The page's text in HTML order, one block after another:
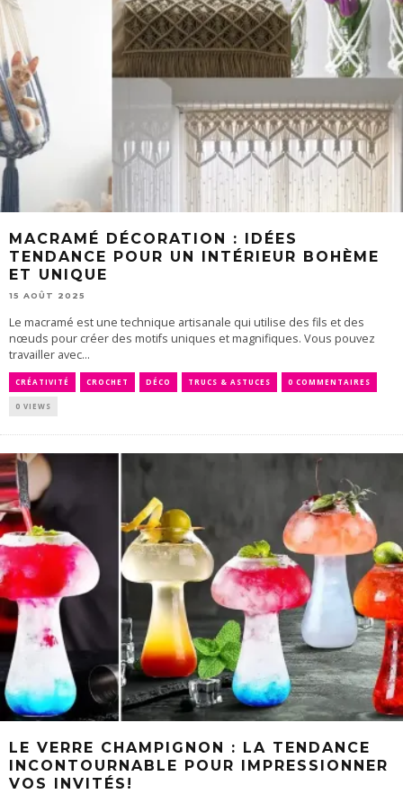
MACRAMÉ DÉCORATION : IDÉES
TENDANCE POUR UN INTÉRIEUR BOHÈME
ET UNIQUE
15 AOÛT 2025
Le macramé est une technique artisanale qui utilise des fils et des
nœuds pour créer des motifs uniques et magnifiques. Vous pouvez
travailler avec...
CRÉATIVITÉ CROCHET DÉCO TRUCS & ASTUCES 0 COMMENTAIRES
0 VIEWS
LE VERRE CHAMPIGNON : LA TENDANCE
INCONTOURNABLE POUR IMPRESSIONNER
VOS INVITÉS!